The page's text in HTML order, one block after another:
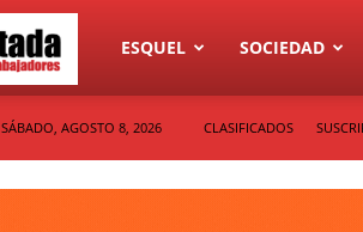
Diario
ESQUEL SOCIEDAD
SÁBADO, AGOSTO 8, 2026 CLASIFICADOS